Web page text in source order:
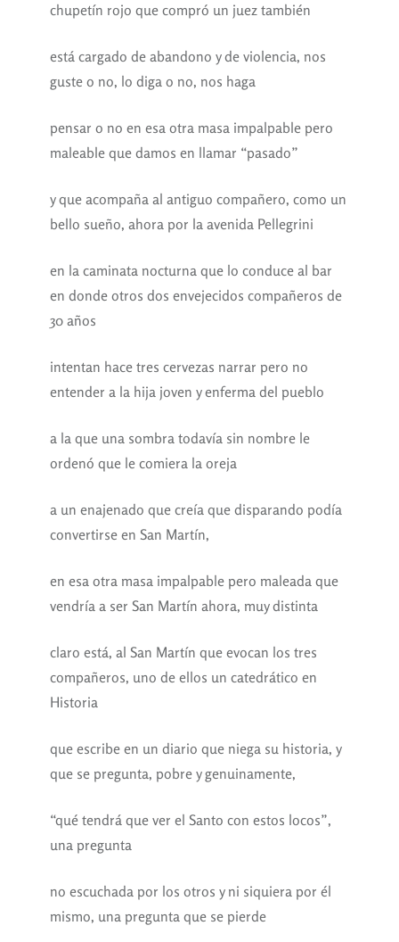
chupetín rojo que compró un juez también
está cargado de abandono y de violencia, nos
guste o no, lo diga o no, nos haga
pensar o no en esa otra masa impalpable pero
maleable que damos en llamar “pasado”
y que acompaña al antiguo compañero, como un
bello sueño, ahora por la avenida Pellegrini
en la caminata nocturna que lo conduce al bar
en donde otros dos envejecidos compañeros de
30 años
intentan hace tres cervezas narrar pero no
entender a la hija joven y enferma del pueblo
a la que una sombra todavía sin nombre le
ordenó que le comiera la oreja
a un enajenado que creía que disparando podía
convertirse en San Martín,
en esa otra masa impalpable pero maleada que
vendría a ser San Martín ahora, muy distinta
claro está, al San Martín que evocan los tres
compañeros, uno de ellos un catedrático en
Historia
que escribe en un diario que niega su historia, y
que se pregunta, pobre y genuinamente,
“qué tendrá que ver el Santo con estos locos”,
una pregunta
no escuchada por los otros y ni siquiera por él
mismo, una pregunta que se pierde